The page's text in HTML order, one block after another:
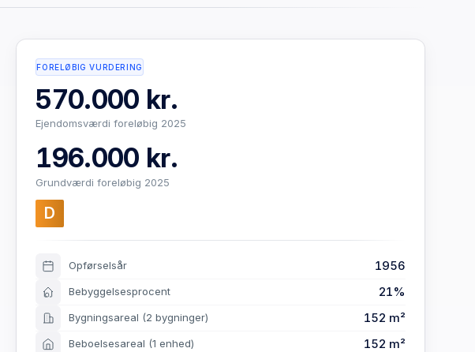
FORELØBIG VURDERING
570.000 kr.
Ejendomsværdi foreløbig 2025
196.000 kr.
Grundværdi foreløbig 2025
D
Opførselsår 1956
Bebyggelsesprocent 21%
Bygningsareal (2 bygninger) 152 m²
Beboelsesareal (1 enhed) 152 m²